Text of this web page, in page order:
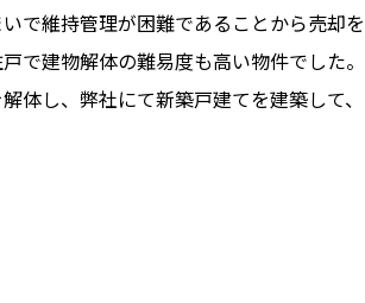
で維持管理が困難であることから売却を
で建物解体の難易度も高い物件でした。
体し、弊社にて新築戸建てを建築して